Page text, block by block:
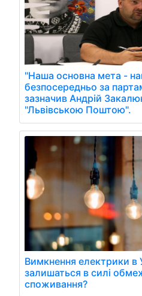
"Наша основна мета -
безпосередньо за
зазначив Андрій
"Львівською Поштою".
Вимкнення електрики в
залишаться в силі
споживання?